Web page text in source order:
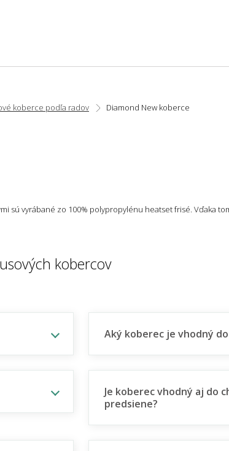
koberce podľa radov Diamond New koberce
sú vyrábané zo 100% polypropylénu heatset frisé. Vďaka
kobercov
Aký koberec je vhodný
Je koberec vhodný aj do
predsiene?